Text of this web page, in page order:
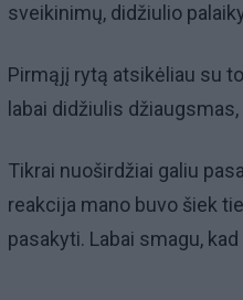
sveikinimų, didžiulio
Pirmąjį rytą atsikėliau su
labai didžiulis
Tikrai nuoširdžiai galiu
reakcija mano buvo šiek
pasakyti. Labai smagu,